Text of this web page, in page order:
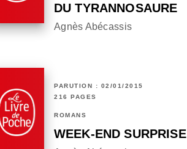
DU TYRANNOSAURE
Agnès Abécassis
PARUTION : 02/01/2015
216 PAGES
ROMANS
WEEK-END SURPRISE